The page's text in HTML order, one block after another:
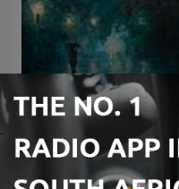
Rainy Sleep - Heavy Rain
and Thunder Sounds